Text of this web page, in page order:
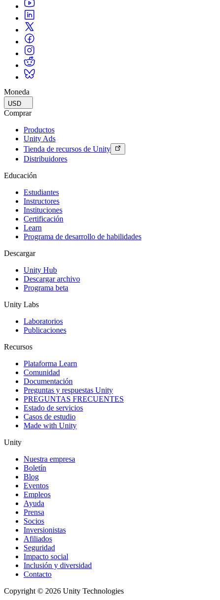
Moneda
USD
Comprar
Productos
Unity Ads
Tienda de recursos de Unity
Distribuidores
Educación
Estudiantes
Instructores
Instituciones
Certificación
Learn
Programa de desarrollo de habilidades
Descargar
Unity Hub
Descargar archivo
Programa beta
Unity Labs
Laboratorios
Publicaciones
Recursos
Plataforma Learn
Comunidad
Documentación
Preguntas y respuestas Unity
PREGUNTAS FRECUENTES
Estado de servicios
Casos de estudio
Made with Unity
Unity
Nuestra empresa
Boletín
Blog
Eventos
Empleos
Ayuda
Prensa
Socios
Inversionistas
Afiliados
Seguridad
Impacto social
Inclusión y diversidad
Contacto
Copyright © 2026 Unity Technologies